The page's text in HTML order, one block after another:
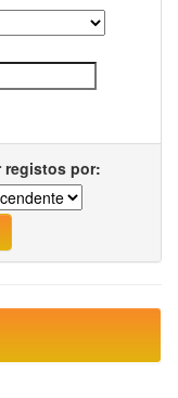
registos por: